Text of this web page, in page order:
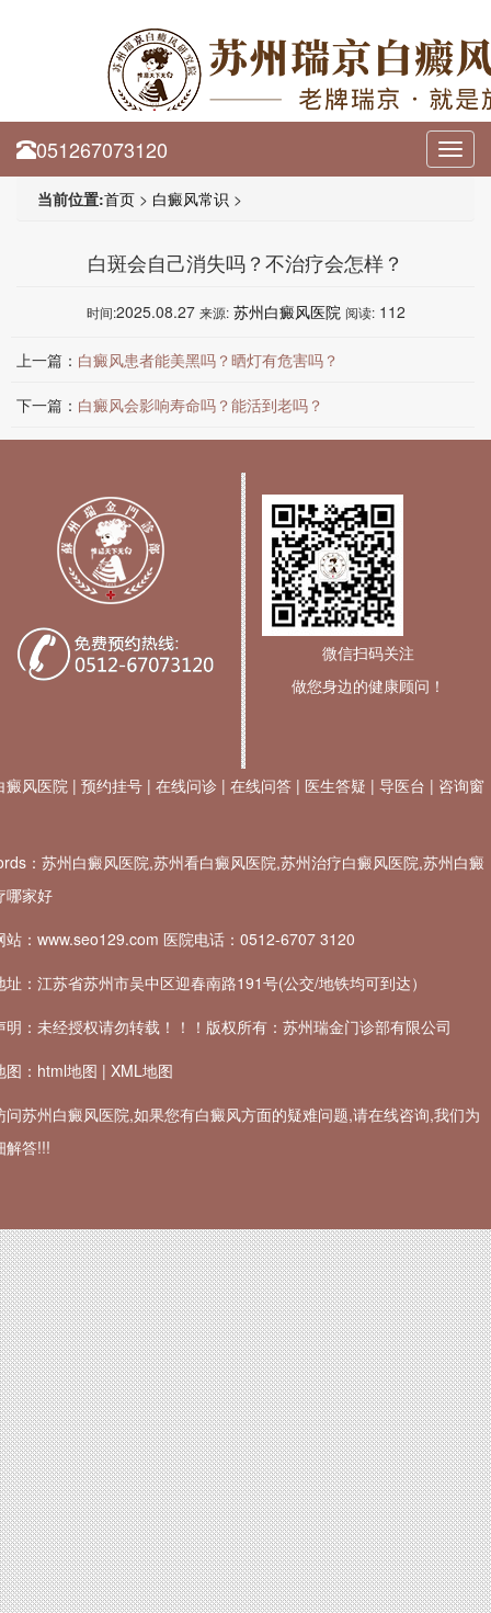
051267073120
当前位置:首页 > 白癜风常识 >
白斑会自己消失吗？不治疗会怎样？
时间:2025.08.27 来源: 苏州白癜风医院 阅读: 112
上一篇： 白癜风患者能美黑吗？晒灯有危害吗？
下一篇： 白癜风会影响寿命吗？能活到老吗？
微信扫码关注
做您身边的健康顾问！
癜风医院 |预约挂号 |在线问诊 |在线问答 | 医生答疑 |导医台 | 咨询窗
：苏州白癜风医院,苏州看白癜风医院,苏州治疗白癜风医院,苏州白癜
哪家好
站：www.seo129.com 医院电话：0512-6707 3120
址：江苏省苏州市吴中区迎春南路191号(公交/地铁均可到达）
明：未经授权请勿转载！！！版权所有：苏州瑞金门诊部有限公司
： html地图 |XML地图
问苏州白癜风医院,如果您有白癜风方面的疑难问题,请在线咨询,我们为
解答!!!